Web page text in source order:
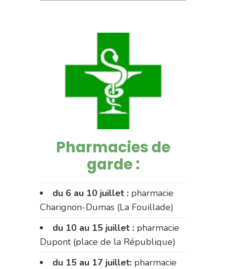
Pharmacies de
garde :
du 6 au 10 juillet : pharmacie
Charignon-Dumas (La Fouillade)
du 10 au 15 juillet : pharmacie
Dupont (place de la République)
du 15 au 17 juillet: pharmacie